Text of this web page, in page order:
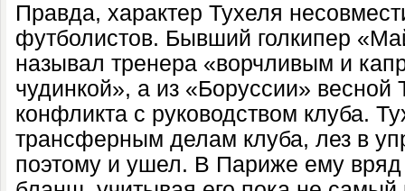
Правда, характер Тухеля
футболистов. Бывший голкипер
называл тренера «ворчливым и
чудинкой», а из «Боруссии» весной
конфликта с руководством клуба.
трансферным делам клуба, лез в
поэтому и ушел. В Париже ему вряд